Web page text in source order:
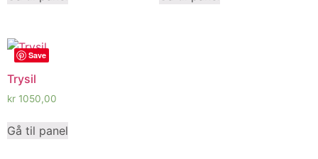
Save
Trysil
kr 1050,00
Gå til panel